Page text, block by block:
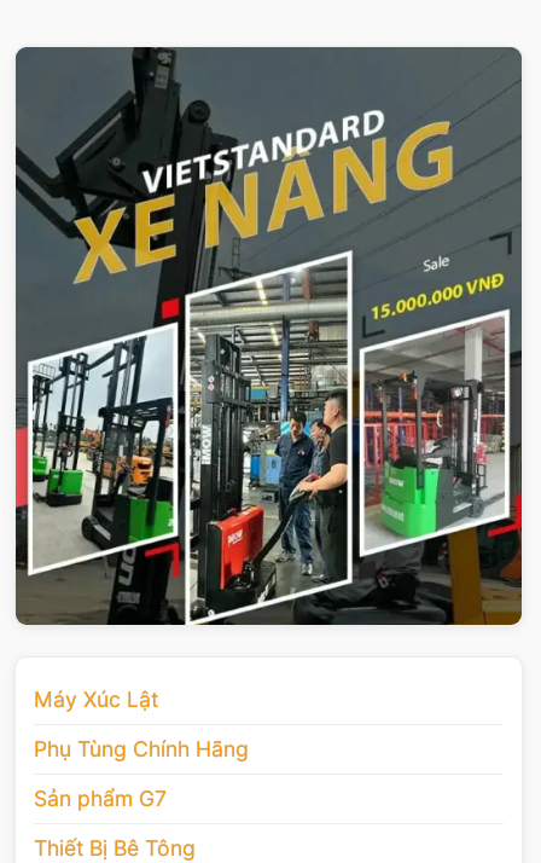
VIETSTANDARD VIỆT NAM
Xe-nang
Máy Xúc Lật
Phụ Tùng Chính Hãng
Sản phẩm G7
Thiết Bị Bê Tông